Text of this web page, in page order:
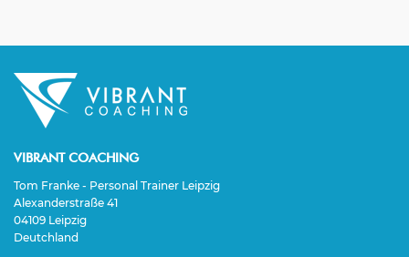
VIBRANT COACHING
Tom Franke - Personal Trainer Leipzig
Alexanderstraße 41
04109 Leipzig
Deutchland